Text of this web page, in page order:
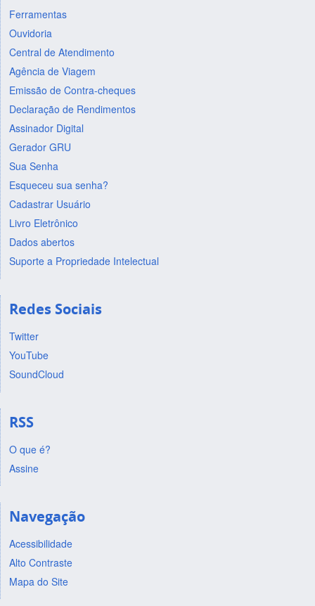
Ferramentas
Ouvidoria
Central de Atendimento
Agência de Viagem
Emissão de Contra-cheques
Declaração de Rendimentos
Assinador Digital
Gerador GRU
Sua Senha
Esqueceu sua senha?
Cadastrar Usuário
Livro Eletrônico
Dados abertos
Suporte a Propriedade Intelectual
Redes Sociais
Twitter
YouTube
SoundCloud
RSS
O que é?
Assine
Navegação
Acessibilidade
Alto Contraste
Mapa do Site